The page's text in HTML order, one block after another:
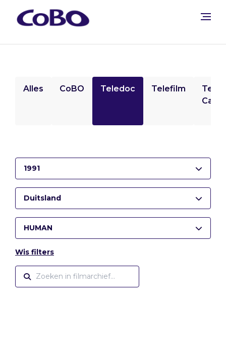
Alles CoBO Teledoc Telefilm
1991
Duitsland
HUMAN
Wis filters